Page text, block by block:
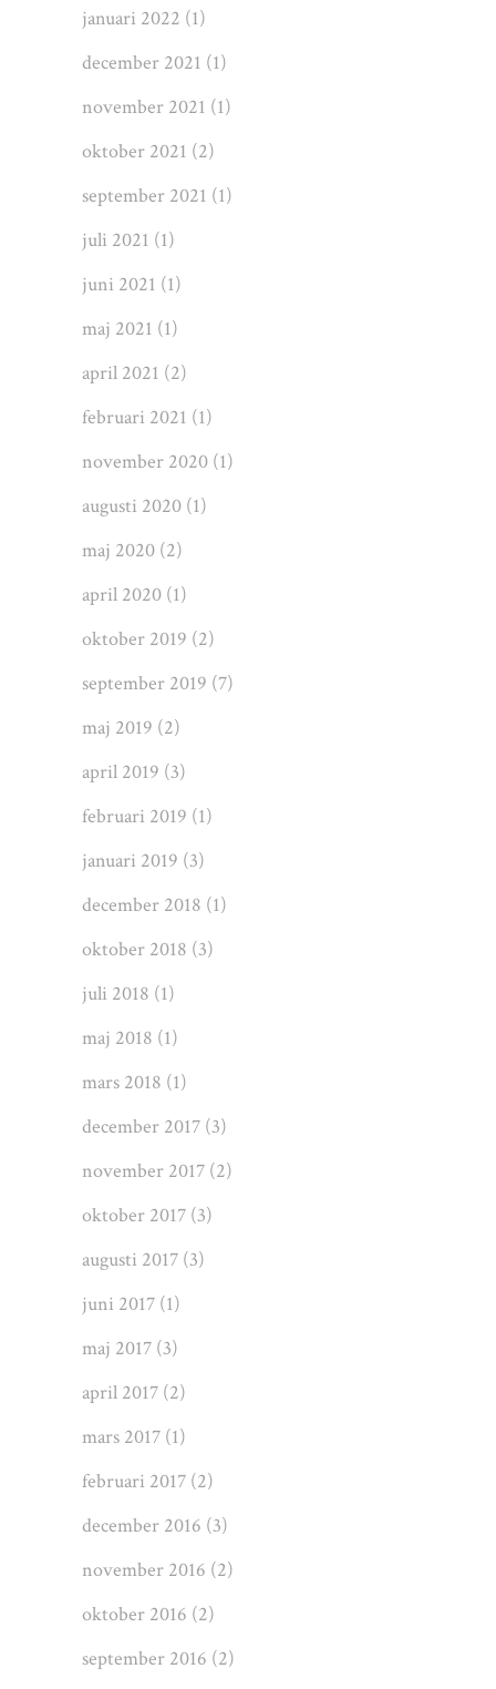
januari 2022 (1)
december 2021 (1)
november 2021 (1)
oktober 2021 (2)
september 2021 (1)
juli 2021 (1)
juni 2021 (1)
maj 2021 (1)
april 2021 (2)
februari 2021 (1)
november 2020 (1)
augusti 2020 (1)
maj 2020 (2)
april 2020 (1)
oktober 2019 (2)
september 2019 (7)
maj 2019 (2)
april 2019 (3)
februari 2019 (1)
januari 2019 (3)
december 2018 (1)
oktober 2018 (3)
juli 2018 (1)
maj 2018 (1)
mars 2018 (1)
december 2017 (3)
november 2017 (2)
oktober 2017 (3)
augusti 2017 (3)
juni 2017 (1)
maj 2017 (3)
april 2017 (2)
mars 2017 (1)
februari 2017 (2)
december 2016 (3)
november 2016 (2)
oktober 2016 (2)
september 2016 (2)